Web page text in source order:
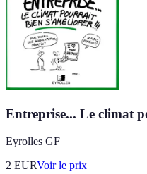
Entreprise... Le climat
Eyrolles GF
2 EURVoir le prix